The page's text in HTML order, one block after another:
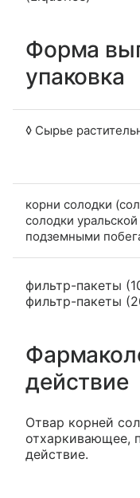
Форма
упаковка
◊ Сырье
корни солодки
солодки
подземными
фильтр-пакеты
фильтр-пакеты
действие
Отвар корней
отхаркивающее,
действие.